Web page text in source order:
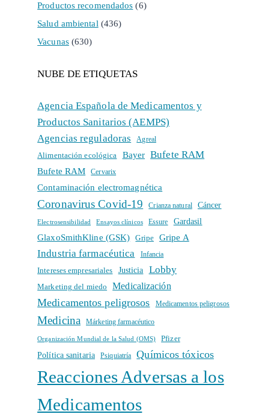
Productos recomendados (6)
Salud ambiental (436)
Vacunas(630)
NUBE DE ETIQUETAS
Agencia Española de Medicamentos y
Productos Sanitarios (AEMPS)
Agencias reguladoras
Agreal
Alimentación ecológica Bayer Bufete RAM
Bufete RAM Cervarix
Contaminación electromagnética
Coronavirus Covid-19 Crianza natural Cáncer
Electrosensibilidad Ensayos clínicos Essure Gardasil
GlaxoSmithKline (GSK) Gripe Gripe A
Industria farmacéutica Infancia
Intereses empresariales Justicia Lobby
Marketing del miedo Medicalización
Medicamentos peligrosos Medicamentos peligrosos
Medicina Márketing farmacéutico
Organización Mundial de la Salud (OMS) Pfizer
Política sanitaria Psiquiatría Químicos tóxicos
Reacciones Adversas a los
Medicamentos